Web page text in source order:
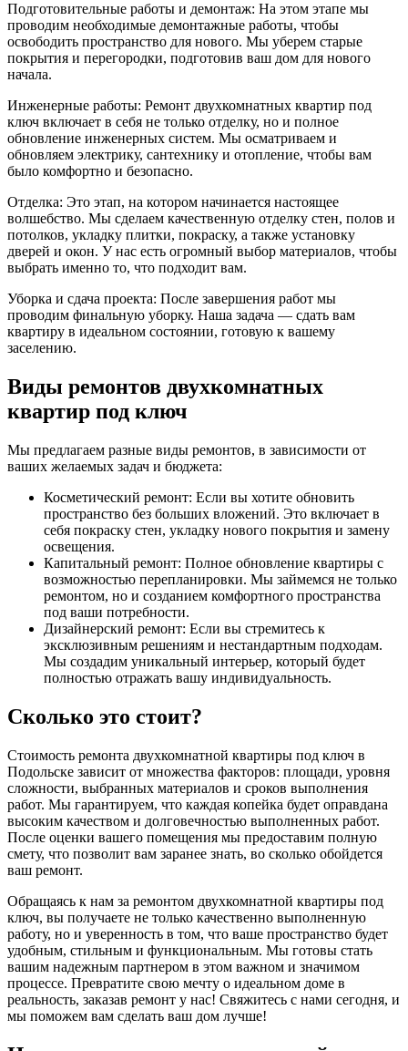
Подготовительные работы и демонтаж: На этом этапе мы
проводим необходимые демонтажные работы, чтобы
освободить пространство для нового. Мы уберем старые
покрытия и перегородки, подготовив ваш дом для нового
начала.
Инженерные работы: Ремонт двухкомнатных квартир под
ключ включает в себя не только отделку, но и полное
обновление инженерных систем. Мы осматриваем и
обновляем электрику, сантехнику и отопление, чтобы вам
было комфортно и безопасно.
Отделка: Это этап, на котором начинается настоящее
волшебство. Мы сделаем качественную отделку стен, полов и
потолков, укладку плитки, покраску, а также установку
дверей и окон. У нас есть огромный выбор материалов, чтобы
выбрать именно то, что подходит вам.
Уборка и сдача проекта: После завершения работ мы
проводим финальную уборку. Наша задача — сдать вам
квартиру в идеальном состоянии, готовую к вашему
заселению.
Виды ремонтов двухкомнатных
квартир под ключ
Мы предлагаем разные виды ремонтов, в зависимости от
ваших желаемых задач и бюджета:
Косметический ремонт: Если вы хотите обновить
пространство без больших вложений. Это включает в
себя покраску стен, укладку нового покрытия и замену
освещения.
Капитальный ремонт: Полное обновление квартиры с
возможностью перепланировки. Мы займемся не только
ремонтом, но и созданием комфортного пространства
под ваши потребности.
Дизайнерский ремонт: Если вы стремитесь к
эксклюзивным решениям и нестандартным подходам.
Мы создадим уникальный интерьер, который будет
полностью отражать вашу индивидуальность.
Сколько это стоит?
Стоимость ремонта двухкомнатной квартиры под ключ в
Подольске зависит от множества факторов: площади, уровня
сложности, выбранных материалов и сроков выполнения
работ. Мы гарантируем, что каждая копейка будет оправдана
высоким качеством и долговечностью выполненных работ.
После оценки вашего помещения мы предоставим полную
смету, что позволит вам заранее знать, во сколько обойдется
ваш ремонт.
Обращаясь к нам за ремонтом двухкомнатной квартиры под
ключ, вы получаете не только качественно выполненную
работу, но и уверенность в том, что ваше пространство будет
удобным, стильным и функциональным. Мы готовы стать
вашим надежным партнером в этом важном и значимом
процессе. Превратите свою мечту о идеальном доме в
реальность, заказав ремонт у нас! Свяжитесь с нами сегодня, и
мы поможем вам сделать ваш дом лучше!